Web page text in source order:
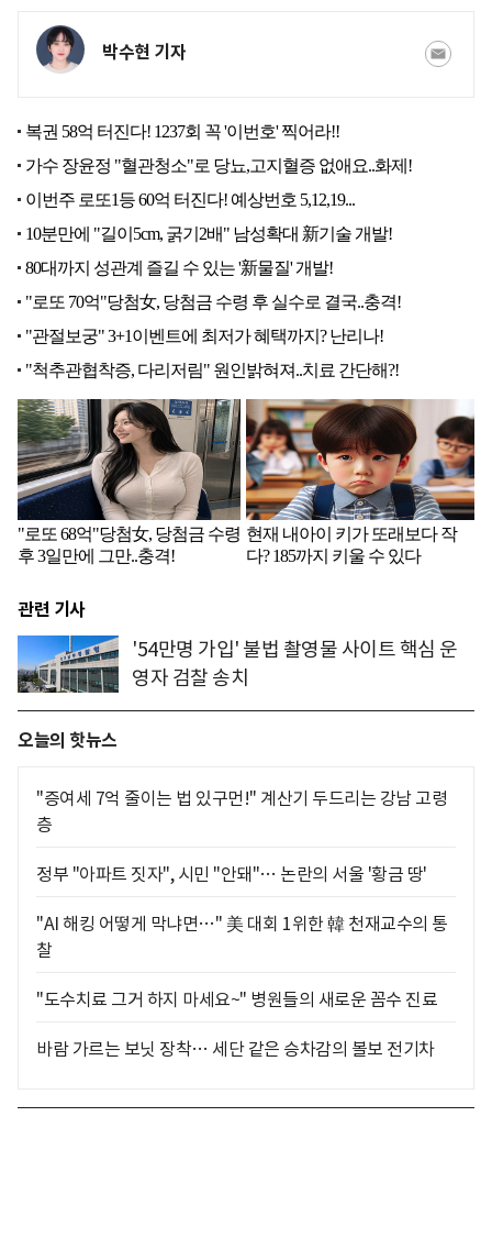
박수현 기자
관련 기사
'54만명 가입' 불법 촬영물 사이트 핵심 운
영자 검찰 송치
오늘의 핫뉴스
"증여세 7억 줄이는 법 있구먼!" 계산기 두드리는 강남 고령
층
정부 "아파트 짓자", 시민 "안돼"… 논란의 서울 '황금 땅'
"AI 해킹 어떻게 막냐면…" 美 대회 1위한 韓 천재교수의 통
찰
"도수치료 그거 하지 마세요~" 병원들의 새로운 꼼수 진료
바람 가르는 보닛 장착… 세단 같은 승차감의 볼보 전기차